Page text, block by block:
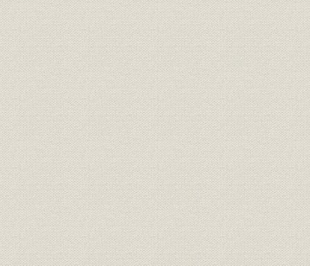
式
施設;組織 朝鮮総督府鉄道局
鉄道線路図 大正3年度
経営理念 渋沢栄一子手翰 明治32年
役員
鉄道院総裁閔丙奭子霞と其の筆
蹟
事業所 京釜鉄道会社京城事務所
施設;事業所
京釜鉄道倉庫、京釜鉄道釜山事
務所、京釜鉄道開通当時の草梁
駅
施設;催し 京釜鉄道起工式(永登浦に於て) 明治34年8
市場;施設
京釜鉄道水原烏山間予定線路平
面図